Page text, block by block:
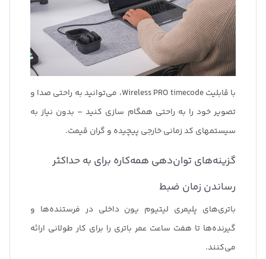
با قابلیت Wireless PRO timecode، می‌توانید به راحتی صدا و
تصویر خود را به راحتی همگام سازی کنید – بدون نیاز به
سیستمهای کد زمانی خارجی پیچیده و گران قیمت.
گزینه‌های توان‌دهی همه‌کاره برای به حداکثر
رساندن زمان ضبط
باتری‌های پلیمری لیتیوم یون داخلی در فرستنده‌ها و
گیرنده‌ها تا هفت ساعت عمر باتری را برای کار طولانی ارائه
می‌کنند.